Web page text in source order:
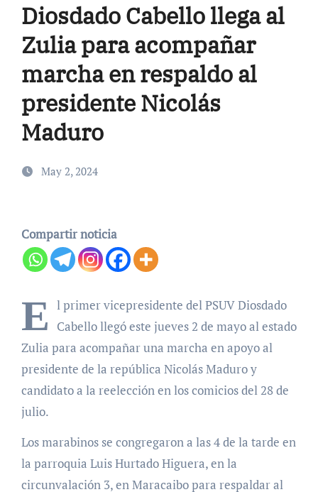
Diosdado Cabello llega al
Zulia para acompañar
marcha en respaldo al
presidente Nicolás
Maduro
May 2, 2024
Compartir noticia
E l primer vicepresidente del PSUV Diosdado
Cabello llegó este jueves 2 de mayo al estado
Zulia para acompañar una marcha en apoyo al
presidente de la república Nicolás Maduro y
candidato a la reelección en los comicios del 28 de
julio.
Los marabinos se congregaron a las 4 de la tarde en
la parroquia Luis Hurtado Higuera, en la
circunvalación 3, en Maracaibo para respaldar al